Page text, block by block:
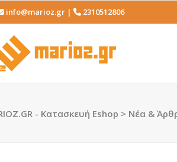
info@marioz.gr | 2310512806
Κατασκευή Ιστοσελίδων
Εφαρμογές Android & iOS
Κατασκευή Ιστοσελίδων ΑμΕΑ
- Κατασκευή Eshop > Νέα &